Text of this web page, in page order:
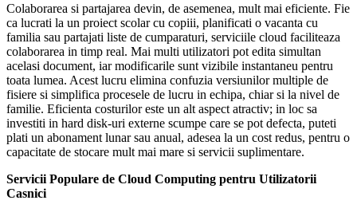
Colaborarea si partajarea devin, de asemenea, mult mai eficiente. Fie
ca lucrati la un proiect scolar cu copiii, planificati o vacanta cu
familia sau partajati liste de cumparaturi, serviciile cloud faciliteaza
colaborarea in timp real. Mai multi utilizatori pot edita simultan
acelasi document, iar modificarile sunt vizibile instantaneu pentru
toata lumea. Acest lucru elimina confuzia versiunilor multiple de
fisiere si simplifica procesele de lucru in echipa, chiar si la nivel de
familie. Eficienta costurilor este un alt aspect atractiv; in loc sa
investiti in hard disk-uri externe scumpe care se pot defecta, puteti
plati un abonament lunar sau anual, adesea la un cost redus, pentru o
capacitate de stocare mult mai mare si servicii suplimentare.
Servicii Populare de Cloud Computing pentru Utilizatorii
Casnici